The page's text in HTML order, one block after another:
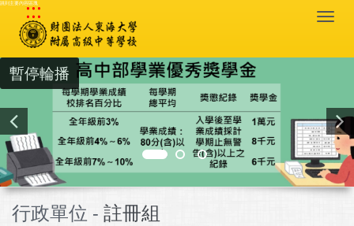
跳到主要內容區塊
:::
暫停輪播
行政單位 - 註冊組